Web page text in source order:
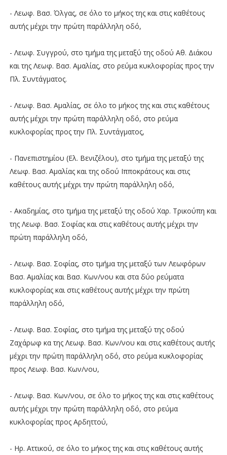
- Λεωφ. Βασ. Όλγας, σε όλο το μήκος της και στις καθέτους
αυτής μέχρι την πρώτη παράλληλη οδό,
- Λεωφ. Συγγρού, στο τμήμα της μεταξύ της οδού Αθ. Διάκου
και της Λεωφ. Βασ. Αμαλίας, στο ρεύμα κυκλοφορίας προς την
Πλ. Συντάγματος.
- Λεωφ. Βασ. Αμαλίας, σε όλο το μήκος της και στις καθέτους
αυτής μέχρι την πρώτη παράλληλη οδό, στο ρεύμα
κυκλοφορίας προς την Πλ. Συντάγματος,
- Πανεπιστημίου (Ελ. Βενιζέλου), στο τμήμα της μεταξύ της
Λεωφ. Βασ. Αμαλίας και της οδού Ιπποκράτους και στις
καθέτους αυτής μέχρι την πρώτη παράλληλη οδό,
- Ακαδημίας, στο τμήμα της μεταξύ της οδού Χαρ. Τρικούπη και
της Λεωφ. Βασ. Σοφίας και στις καθέτους αυτής μέχρι την
πρώτη παράλληλη οδό,
- Λεωφ. Βασ. Σοφίας, στο τμήμα της μεταξύ των Λεωφόρων
Βασ. Αμαλίας και Βασ. Κων/νου και στα δύο ρεύματα
κυκλοφορίας και στις καθέτους αυτής μέχρι την πρώτη
παράλληλη οδό,
- Λεωφ. Βασ. Σοφίας, στο τμήμα της μεταξύ της οδού
Ζαχάρωφ κα της Λεωφ. Βασ. Κων/νου και στις καθέτους αυτής
μέχρι την πρώτη παράλληλη οδό, στο ρεύμα κυκλοφορίας
προς Λεωφ. Βασ. Κων/νου,
- Λεωφ. Βασ. Κων/νου, σε όλο το μήκος της και στις καθέτους
αυτής μέχρι την πρώτη παράλληλη οδό, στο ρεύμα
κυκλοφορίας προς Αρδηττού,
- Ηρ. Αττικού, σε όλο το μήκος της και στις καθέτους αυτής